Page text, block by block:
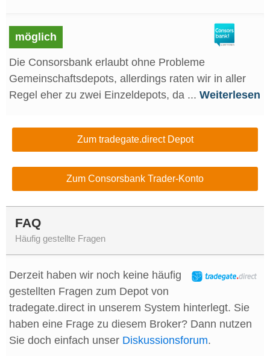
möglich
Die Consorsbank erlaubt ohne Probleme
Gemeinschaftsdepots, allerdings raten wir in aller
Regel eher zu zwei Einzeldepots, da ... Weiterlesen
Zum tradegate.direct Depot
Zum Consorsbank Trader-Konto
FAQ
Häufig gestellte Fragen
Derzeit haben wir noch keine häufig
gestellten Fragen zum Depot von
tradegate.direct in unserem System hinterlegt. Sie
haben eine Frage zu diesem Broker? Dann nutzen
Sie doch einfach unser Diskussionsforum.